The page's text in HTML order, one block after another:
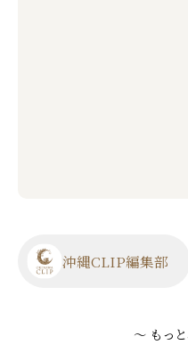
沖縄CLIP編集部
～ もっ